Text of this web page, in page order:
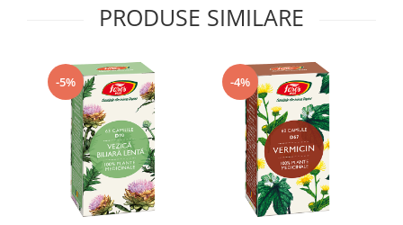
Tuse gat si respiratiePRODUSE SIMILARE
-5% -4%